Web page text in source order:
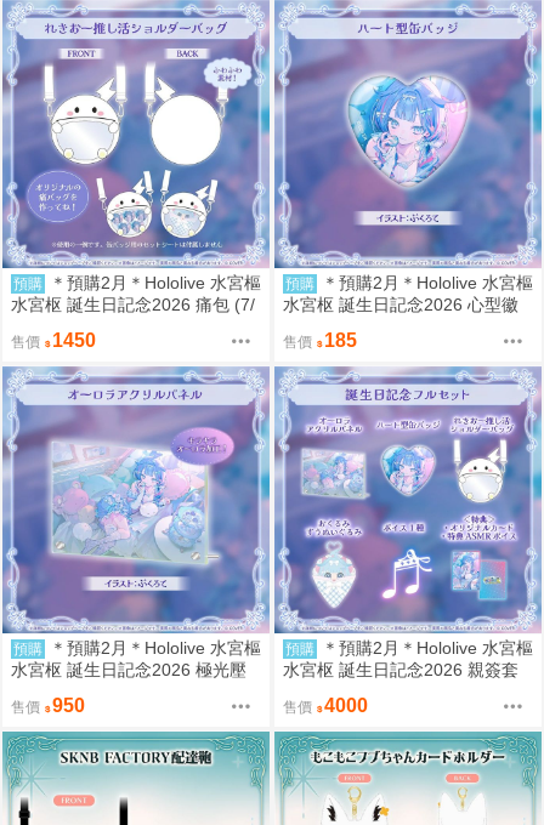
預購
＊預購2月＊Hololive 水宮樞
水宮枢 誕生日記念2026 痛包 (7/
售價 1450
預購
＊預購2月＊Hololive 水宮樞
水宮枢 誕生日記念2026 心型徽
售價 185
預購
＊預購2月＊Hololive 水宮樞
水宮枢 誕生日記念2026 極光壓
售價 950
預購
＊預購2月＊Hololive 水宮樞
水宮枢 誕生日記念2026 親簽套
售價 4000